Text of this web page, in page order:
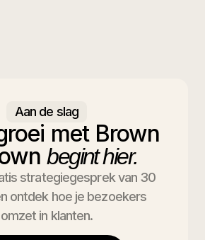
Aan de slag
met Brown
begint hier.
strategiegesprek van 30
ontdek hoe je bezoekers
omzet in klanten.